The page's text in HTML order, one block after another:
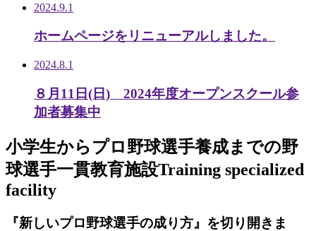
2024.9.1
ホームページをリニューアルしました。
2024.8.1
８月11日(日) 2024年度オープンスクール参
加者募集中
小学生からプロ野球選手養成までの野
球選手一貫教育施設Training specialized
facility
『新しいプロ野球選手の成り方』を切り開きま